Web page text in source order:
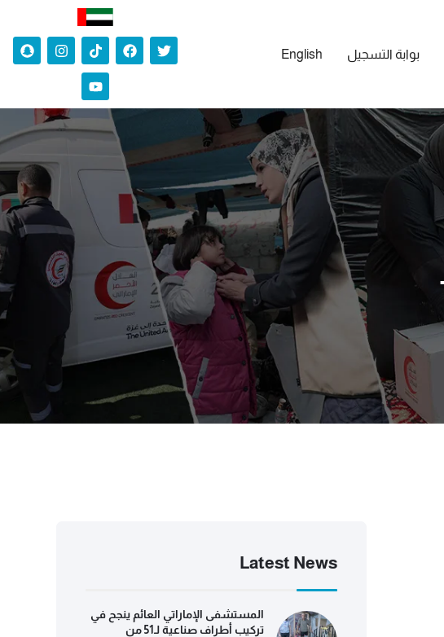
بوابة التسجيل English
Latest News
المستشفى الإماراتي العائم ينجح في
تركيب أطراف صناعية لـ51 من